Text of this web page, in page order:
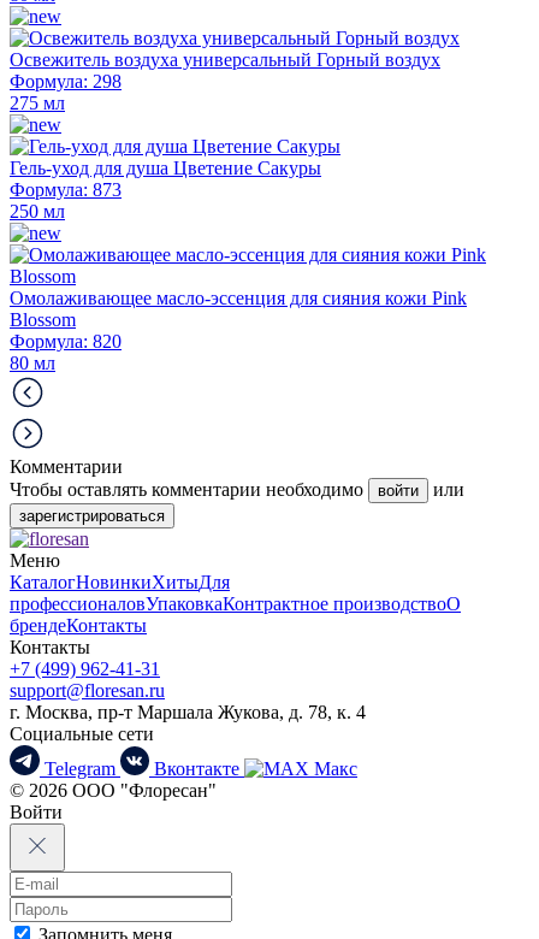
Освежитель воздуха универсальный Горный воздух
Формула: 298
275 мл
Гель-уход для душа Цветение Сакуры
Формула: 873
250 мл
Омолаживающее масло-эссенция для сияния кожи Pink
Blossom
Формула: 820
80 мл
Комментарии
Чтобы оставлять комментарии необходимо
войти или
зарегистрироваться
Меню
КаталогНовинкиХитыДля
профессионаловУпаковкаКонтрактное производствоО
брендеКонтакты
Контакты
+7 (499) 962-41-31
support@floresan.ru
г. Москва, пр-т Маршала Жукова, д. 78, к. 4
Социальные сети
Telegram
Вконтакте
Макс
© 2026 ООО "Флоресан"
Войти
Запомнить меня